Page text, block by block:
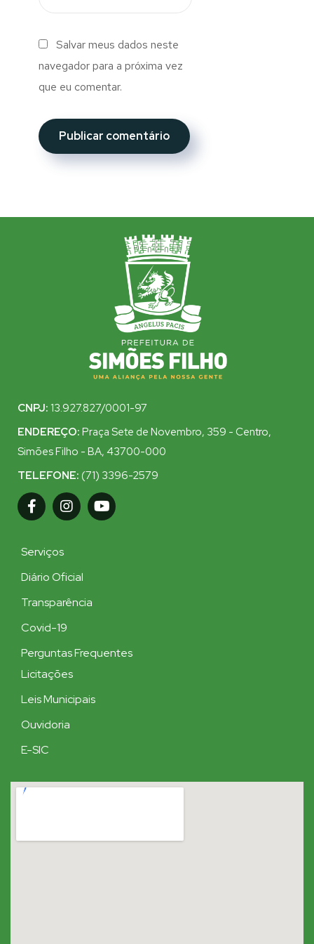
Salvar meus dados neste
navegador para a próxima vez
que eu comentar.
CNPJ: 13.927.827/0001-97
ENDEREÇO: Praça Sete de Novembro, 359 - Centro,
Simões Filho - BA, 43700-000
TELEFONE: (71) 3396-2579
Serviços
Diário Oficial
Transparência
Covid-19
Perguntas Frequentes
Licitações
Leis Municipais
Ouvidoria
E-SIC